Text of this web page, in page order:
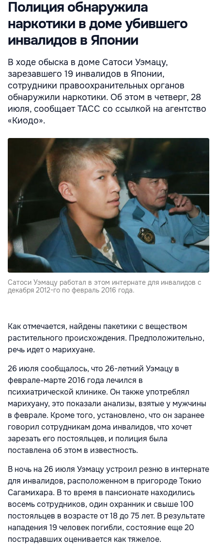
Полиция обнаружила
наркотики в доме убившего
инвалидов в Японии
В ходе обыска в доме Сатоси Уэмацу,
зарезавшего 19 инвалидов в Японии,
сотрудники правоохранительных органов
обнаружили наркотики. Об этом в четверг, 28
июля, сообщает ТАСС со ссылкой на агентство
«Киодо».
Сатоси Уэмацу работал в этом интернате для инвалидов с
декабря 2012-го по февраль 2016 года.
Как отмечается, найдены пакетики с веществом
растительного происхождения. Предположительно,
речь идет о марихуане.
26 июля сообщалось, что 26-летний Уэмацу в
феврале-марте 2016 года лечился в
психиатрической клинике. Он также употреблял
марихуану, это показали анализы, взятые у мужчины
в феврале. Кроме того, установлено, что он заранее
говорил сотрудникам дома инвалидов, что хочет
зарезать его постояльцев, и полиция была
поставлена об этом в известность.
В ночь на 26 июля Уэмацу устроил резню в интернате
для инвалидов, расположенном в пригороде Токио
Сагамихара. В то время в пансионате находились
восемь сотрудников, один охранник и свыше 100
постояльцев в возрасте от 18 до 75 лет. В результате
нападения 19 человек погибли, состояние еще 20
пострадавших оценивается как тяжелое.